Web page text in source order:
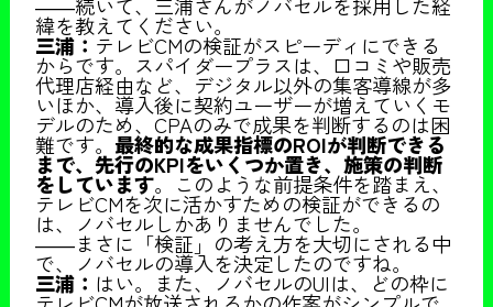
緯を教えてください。
三浦： テレビCMの検証がスピーディにできる
からです。スパイダープラスは、口コミや販売
代理店経由など、デジタル以外の集客導線が多
いほか、導入後に契約ユーザーが増えていくモ
デルのため、CPAのみで成果を判断するのは困
難です。 最終的な成果指標のROIが判断できる
まで、先行のKPIをいくつか置き、施策の判断
をしています。このような前提条件を踏まえ、
テレビCMを次に活かすための検証ができるの
は、ノバセルしかありませんでした。
――まさに「検証」の考え方を大切にされる中
で、ノバセルの導入を決定したのですね。
三浦： はい。また、ノバセルのUIは、どの枠に